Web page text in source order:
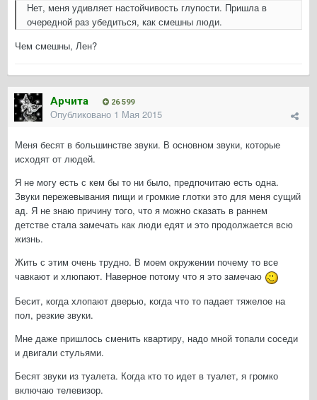
Нет, меня удивляет настойчивость глупости. Пришла в
очередной раз убедиться, как смешны люди.
Чем смешны, Лен?
Арчита 26 599
Опубликовано 1 Мая 2015
Меня бесят в большинстве звуки. В основном звуки, которые
исходят от людей.
Я не могу есть с кем бы то ни было, предпочитаю есть одна.
Звуки пережевывания пищи и громкие глотки это для меня сущий
ад. Я не знаю причину того, что я можно сказать в раннем
детстве стала замечать как люди едят и это продолжается всю
жизнь.
Жить с этим очень трудно. В моем окружении почему то все
чавкают и хлюпают. Наверное потому что я это замечаю
Бесит, когда хлопают дверью, когда что то падает тяжелое на
пол, резкие звуки.
Мне даже пришлось сменить квартиру, надо мной топали соседи
и двигали стульями.
Бесят звуки из туалета. Когда кто то идет в туалет, я громко
включаю телевизор.